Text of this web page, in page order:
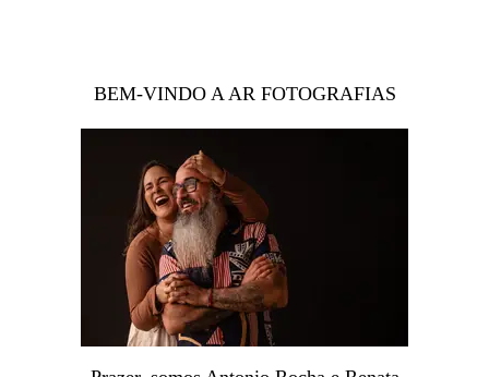
BEM-VINDO A AR FOTOGRAFIAS